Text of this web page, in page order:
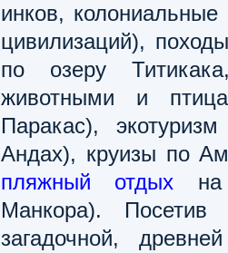
инков, колониальные
цивилизаций),
по озеру
животными и
Паракас),
Андах), круизы по
пляжный отдых на
Манкора).
загадочной,